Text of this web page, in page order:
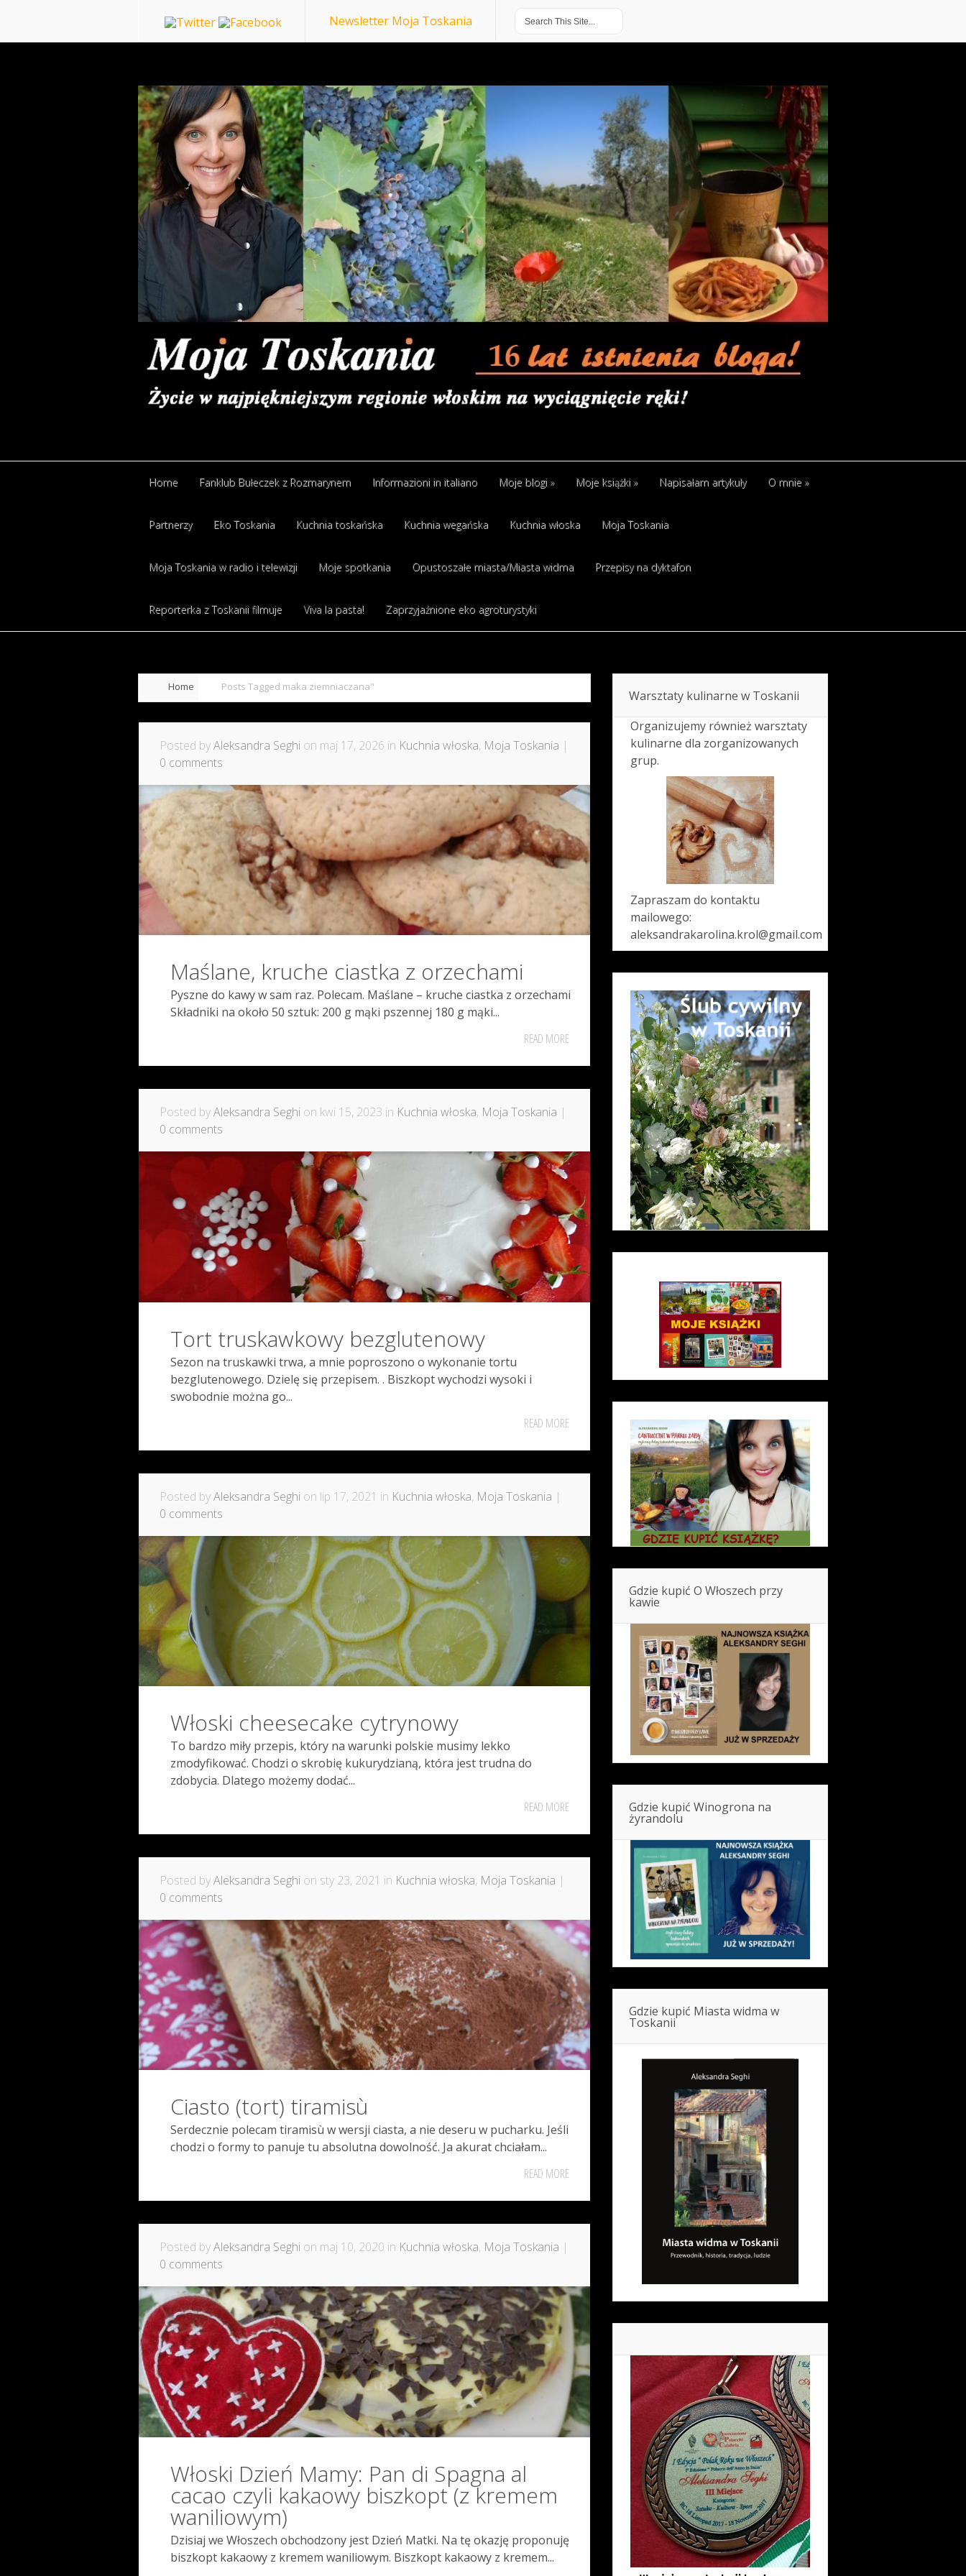
Newsletter Moja Toskania
Home Fanklub Bułeczek z Rozmarynem Informazioni in italiano Moje blogi » Moje książki » Napisałam artykuły O mnie »
Partnerzy Eko Toskania Kuchnia toskańska Kuchnia wegańska Kuchnia włoska Moja Toskania
Moja Toskania w radio i telewizji Moje spotkania Opustoszałe miasta/Miasta widma Przepisy na dyktafon
Reporterka z Toskanii filmuje Viva la pasta! Zaprzyjaźnione eko agroturystyki
Home Posts Tagged maka ziemniaczana"
Posted byAleksandra Seghi on maj 17, 2026 in Kuchnia włoska, Moja Toskania |
0 comments
Maślane, kruche ciastka z orzechami
Pyszne do kawy w sam raz. Polecam. Maślane – kruche ciastka z orzechami
Składniki na około 50 sztuk: 200 g mąki pszennej 180 g mąki...
READ MORE
Posted byAleksandra Seghi on kwi 15, 2023 in Kuchnia włoska, Moja Toskania |
0 comments
Tort truskawkowy bezglutenowy
Sezon na truskawki trwa, a mnie poproszono o wykonanie tortu
bezglutenowego. Dzielę się przepisem. . Biszkopt wychodzi wysoki i
swobodnie można go...
READ MORE
Posted byAleksandra Seghi on lip 17, 2021 in Kuchnia włoska, Moja Toskania |
0 comments
Włoski cheesecake cytrynowy
To bardzo miły przepis, który na warunki polskie musimy lekko
zmodyfikować. Chodzi o skrobię kukurydzianą, która jest trudna do
zdobycia. Dlatego możemy dodać...
READ MORE
Posted byAleksandra Seghi on sty 23, 2021 in Kuchnia włoska, Moja Toskania |
0 comments
Ciasto (tort) tiramisù
Serdecznie polecam tiramisù w wersji ciasta, a nie deseru w pucharku. Jeśli
chodzi o formy to panuje tu absolutna dowolność. Ja akurat chciałam...
READ MORE
Posted byAleksandra Seghi on maj 10, 2020 in Kuchnia włoska, Moja Toskania |
0 comments
Włoski Dzień Mamy: Pan di Spagna al
cacao czyli kakaowy biszkopt (z kremem
waniliowym)
Dzisiaj we Włoszech obchodzony jest Dzień Matki. Na tę okazję proponuję
biszkopt kakaowy z kremem waniliowym. Biszkopt kakaowy z kremem...
Warsztaty kulinarne w Toskanii
Organizujemy również warsztaty
kulinarne dla zorganizowanych
grup.
Zapraszam do kontaktu
mailowego:
aleksandrakarolina.krol@gmail.com
Gdzie kupić O Włoszech przy
kawie
Gdzie kupić Winogrona na
żyrandolu
Gdzie kupić Miasta widma w
Toskanii